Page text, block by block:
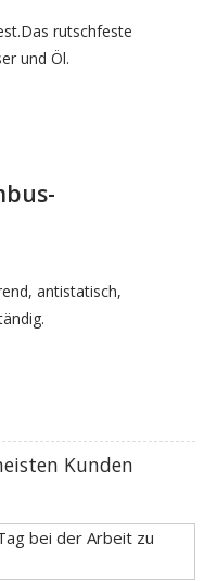
rutschfeste
und Öl.
antistatisch,
Kunden
bei der Arbeit zu